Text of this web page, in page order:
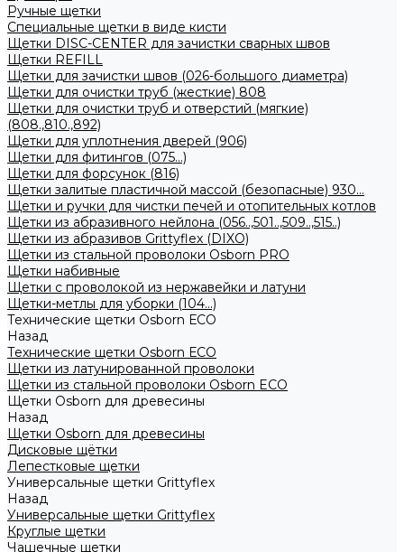
Ручные щетки
Специальные щетки в виде кисти
Щетки DISC-CENTER для зачистки сварных швов
Щетки REFILL
Щетки для зачистки швов (026-большого диаметра)
Щетки для очистки труб (жесткие) 808
Щетки для очистки труб и отверстий (мягкие)
(808.,810.,892)
Щетки для уплотнения дверей (906)
Щетки для фитингов (075...)
Щетки для форсунок (816)
Щетки залитые пластичной массой (безопасные) 930...
Щетки и ручки для чистки печей и отопительных котлов
Щетки из абразивного нейлона (056..,501..,509..,515..)
Щетки из абразивов Grittyflex (DIXO)
Щетки из стальной проволоки Osborn PRO
Щетки набивные
Щетки с проволокой из нержавейки и латуни
Щетки-метлы для уборки (104...)
Технические щетки Osborn ЕСО
Назад
Технические щетки Osborn ЕСО
Щетки из латунированной проволоки
Щетки из стальной проволоки Osborn ECO
Щетки Osborn для древесины
Назад
Щетки Osborn для древесины
Дисковые щётки
Лепестковые щетки
Универсальные щетки Grittyflex
Назад
Универсальные щетки Grittyflex
Круглые щетки
Чашечные щетки